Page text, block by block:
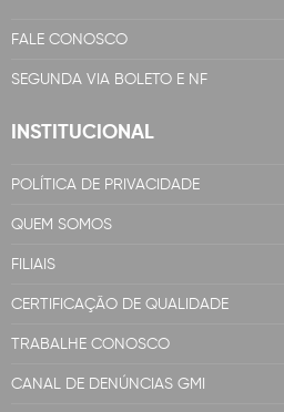
FALE CONOSCO
SEGUNDA VIA BOLETO E NF
INSTITUCIONAL
POLÍTICA DE PRIVACIDADE
QUEM SOMOS
FILIAIS
CERTIFICAÇÃO DE QUALIDADE
TRABALHE CONOSCO
CANAL DE DENÚNCIAS GMI